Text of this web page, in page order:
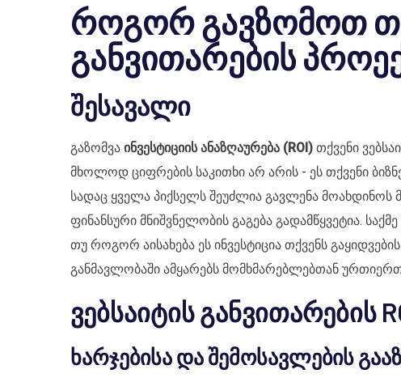
როგორ გავზომოთ
განვითარების
შესავალი
გაზომვა ინვესტიციის ანაზღაურება (ROI) თქვენი
მხოლოდ ციფრების საკითხი არ არის - ეს თქვენი
სადაც ყველა პიქსელს შეუძლია გავლენა მოახდინოს
ფინანსური მნიშვნელობის გაგება გადამწყვეტია.
თუ როგორ აისახება ეს ინვესტიცია თქვენს
განმავლობაში ამყარებს მომხმარებლებთან
ვებსაიტის განვითარების
ხარჯებისა და შემოსავლების